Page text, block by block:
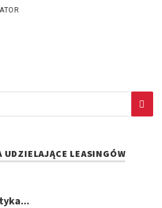
UDZIELAJĄCE LEASINGÓW